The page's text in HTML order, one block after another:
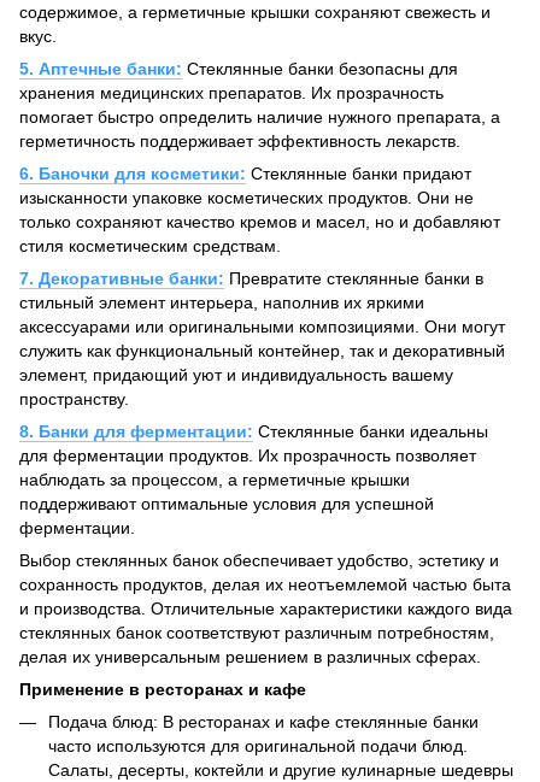
содержимое, а герметичные крышки сохраняют свежесть и
вкус.
5. Аптечные банки: Стеклянные банки безопасны для
хранения медицинских препаратов. Их прозрачность
помогает быстро определить наличие нужного препарата, а
герметичность поддерживает эффективность лекарств.
6. Баночки для косметики: Стеклянные банки придают
изысканности упаковке косметических продуктов. Они не
только сохраняют качество кремов и масел, но и добавляют
стиля косметическим средствам.
7. Декоративные банки: Превратите стеклянные банки в
стильный элемент интерьера, наполнив их яркими
аксессуарами или оригинальными композициями. Они могут
служить как функциональный контейнер, так и декоративный
элемент, придающий уют и индивидуальность вашему
пространству.
8. Банки для ферментации: Стеклянные банки идеальны
для ферментации продуктов. Их прозрачность позволяет
наблюдать за процессом, а герметичные крышки
поддерживают оптимальные условия для успешной
ферментации.
Выбор стеклянных банок обеспечивает удобство, эстетику и
сохранность продуктов, делая их неотъемлемой частью быта
и производства. Отличительные характеристики каждого вида
стеклянных банок соответствуют различным потребностям,
делая их универсальным решением в различных сферах.
Применение в ресторанах и кафе
Подача блюд: В ресторанах и кафе стеклянные банки
часто используются для оригинальной подачи блюд.
Салаты, десерты, коктейли и другие кулинарные шедевры